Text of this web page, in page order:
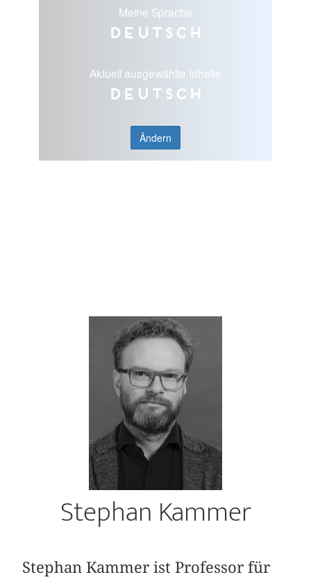
Meine Sprache
Deutsch
Aktuell ausgewählte Inhalte
Deutsch
Ändern
Stephan Kammer
Stephan Kammer ist Professor für